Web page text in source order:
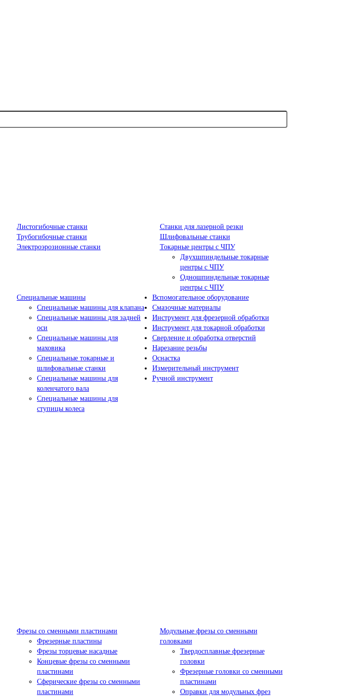
Листогибочные станки
Станки для лазерной резки
Трубогибочные станки
Шлифовальные станки
Электроэрозионные станки
Токарные центры с ЧПУ
Двухшпиндельные токарные
центры с ЧПУ
Одношпиндельные токарные
центры с ЧПУ
Специальные машины
Специальные машины для клапана
Специальные машины для задней
оси
Специальные машины для
маховика
Специальные токарные и
шлифовальные станки
Специальные машины для
коленчатого вала
Специальные машины для
ступицы колеса
Вспомогательное оборудование
Смазочные материалы
Инструмент для фрезерной обработки
Фрезы со сменными пластинами
Фрезерные пластины
Фрезы торцевые насадные
Концевые фрезы со сменными
пластинами
Сферические фрезы со сменными
пластинами
Модульные фрезы со сменными
головками
Твердосплавные фрезерные
головки
Фрезерные головки со сменными
пластинами
Оправки для модульных фрез
Инструмент для токарной обработки
Сверление и обработка отверстий
Нарезание резьбы
Оснастка
Измерительный инструмент
Ручной инструмент